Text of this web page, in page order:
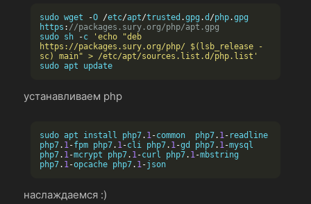
sudo wget -O /etc/apt/trusted .gpg .d /php.gpg
https : //packages.sury.org/php/apt.gpg
sudo sh
-c
'echo "deb
https://packages.sury.org/php/ $(lsb_release -
sc) main" > /etc/apt/sources.list.d/php.list'
sudo apt update
устанавливаем php
sudo apt install php7. 1-common  php7. 1- readline
php7. 1-fpm php7. 1-cli php7. 1-gd php7. 1-mysql
php7. 1-mcrypt php7. 1-curl php7. 1-mbstring
php7. 1-opcache php7. 1-json
наслаждаемся :)